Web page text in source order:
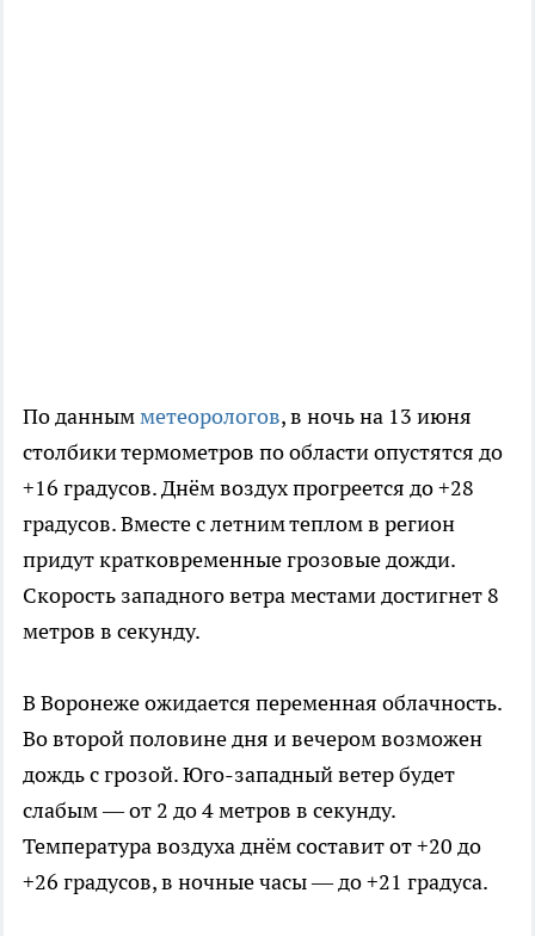
По даннымметеорологов, в ночь на 13 июня
столбики термометров по области опустятся до
+16 градусов. Днём воздух прогреется до +28
градусов. Вместе с летним теплом в регион
придут кратковременные грозовые дожди.
Скорость западного ветра местами достигнет 8
метров в секунду.
В Воронеже ожидается переменная облачность.
Во второй половине дня и вечером возможен
дождь с грозой. Юго-западный ветер будет
слабым — от 2 до 4 метров в секунду.
Температура воздуха днём составит от +20 до
+26 градусов, в ночные часы — до +21 градуса.